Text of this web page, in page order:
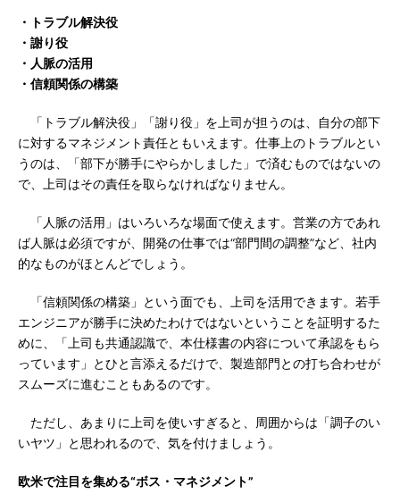
・トラブル解決役
・謝り役
・人脈の活用
・信頼関係の構築
「トラブル解決役」「謝り役」を上司が担うのは、自分の部下
に対するマネジメント責任ともいえます。仕事上のトラブルとい
うのは、「部下が勝手にやらかしました」で済むものではないの
で、上司はその責任を取らなければなりません。
「人脈の活用」はいろいろな場面で使えます。営業の方であれ
ば人脈は必須ですが、開発の仕事では“部門間の調整”など、社内
的なものがほとんどでしょう。
「信頼関係の構築」という面でも、上司を活用できます。若手
エンジニアが勝手に決めたわけではないということを証明するた
めに、「上司も共通認識で、本仕様書の内容について承認をもら
っています」とひと言添えるだけで、製造部門との打ち合わせが
スムーズに進むこともあるのです。
ただし、あまりに上司を使いすぎると、周囲からは「調子のい
いヤツ」と思われるので、気を付けましょう。
欧米で注目を集める“ボス・マネジメント”